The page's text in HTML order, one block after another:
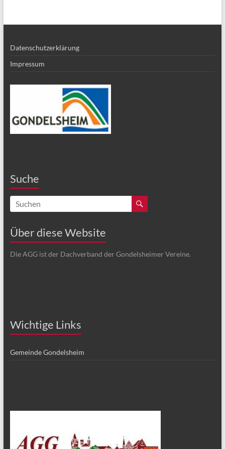
Datenschutzerklärung
Impressum
Suche
Über diese Website
Die AGG ist der Dachverband der Gondelsheimer Vereine.
Wichtige Links
Gemeinde Gondelsheim